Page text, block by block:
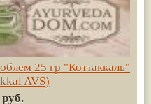
25 гр "Коттаккаль"
AVS)